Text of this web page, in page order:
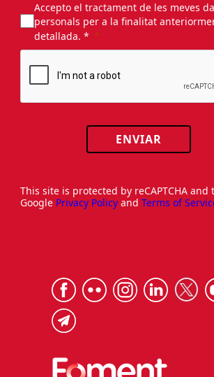
Accepto el tractament de les meves
personals per a la finalitat
detallada. *
ENVIAR
This site is protected by reCAPTCHA and
Google Privacy Policy and Terms of